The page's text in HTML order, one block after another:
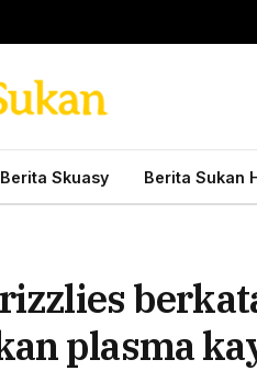
Berita Skuasy Berita Sukan
plasma